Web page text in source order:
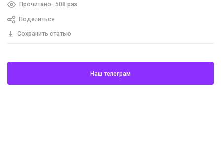
Прочитано: 508 раз
Поделиться
Сохранить статью
Наш телеграм